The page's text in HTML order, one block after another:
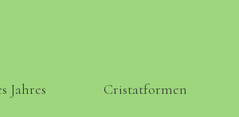
Jahres Cristatformen